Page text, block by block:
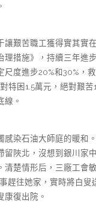
艱苦職工獲得實其實
理措施》，持續三年進
尺度進步20%和30%，
特困1.5萬元，絕對艱苦
線。
染石油大師庭的暖和。
留陜北，沒想到銀川家
清楚情形后，三廠工會
趕往她家，實時將白叟
康復出院。